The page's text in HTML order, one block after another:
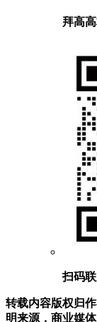
拜高
扫码
转载内容版权归
明来源，商业媒